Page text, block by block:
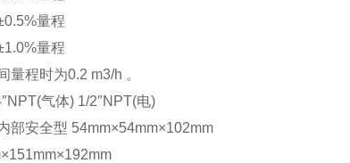
量程
量程
量程时为0.2 m3/h 。
气体) 1/2″NPT(电)
部安全型 54mm×54mm×102mm